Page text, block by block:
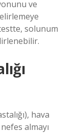
ve
solunum
hava
almayı